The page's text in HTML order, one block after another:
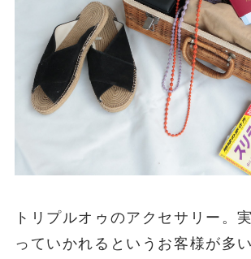
ブレスレット(旅する色)はこち
ました）